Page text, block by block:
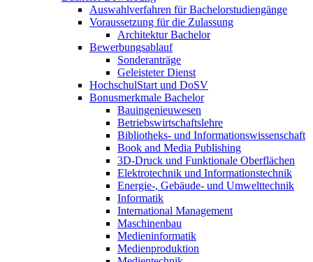
Auswahlverfahren für Bachelorstudiengänge
Voraussetzung für die Zulassung
Architektur Bachelor
Bewerbungsablauf
Sonderanträge
Geleisteter Dienst
HochschulStart und DoSV
Bonusmerkmale Bachelor
Bauingenieuwesen
Betriebswirtschaftslehre
Bibliotheks- und Informationswissenschaft
Book and Media Publishing
3D-Druck und Funktionale Oberflächen
Elektrotechnik und Informationstechnik
Energie-, Gebäude- und Umwelttechnik
Informatik
International Management
Maschinenbau
Medieninformatik
Medienproduktion